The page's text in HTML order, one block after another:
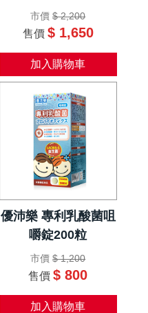
市價 $ 2,200
售價 $ 1,650
加入購物車
優沛樂 專利乳酸菌咀
嚼錠200粒
市價 $ 1,200
售價 $ 800
加入購物車